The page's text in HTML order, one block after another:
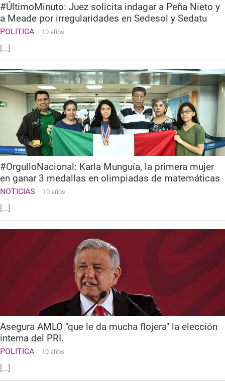
#ÚltimoMinuto: Juez solicita indagar a Peña Nieto y
a Meade por irregularidades en Sedesol y Sedatu
POLITICA 10 años
[...]
#OrgulloNacional: Karla Munguía, la primera mujer
en ganar 3 medallas en olimpiadas de matemáticas
NOTICIAS 10 años
[...]
Asegura AMLO "que le da mucha flojera" la elección
interna del PRI.
POLITICA 10 años
[...]